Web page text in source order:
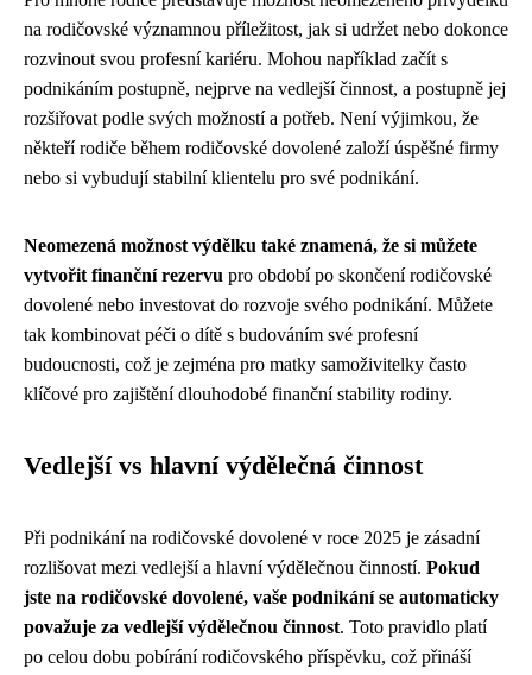
na rodičovské významnou příležitost, jak si udržet nebo dokonce
rozvinout svou profesní kariéru. Mohou například začít s
podnikáním postupně, nejprve na vedlejší činnost, a postupně jej
rozšiřovat podle svých možností a potřeb. Není výjimkou, že
někteří rodiče během rodičovské dovolené založí úspěšné firmy
nebo si vybudují stabilní klientelu pro své podnikání.
Neomezená možnost výdělku také znamená, že si můžete
vytvořit finanční rezervu pro období po skončení rodičovské
dovolené nebo investovat do rozvoje svého podnikání. Můžete
tak kombinovat péči o dítě s budováním své profesní
budoucnosti, což je zejména pro matky samoživitelky často
klíčové pro zajištění dlouhodobé finanční stability rodiny.
Vedlejší vs hlavní výdělečná činnost
Při podnikání na rodičovské dovolené v roce 2025 je zásadní
rozlišovat mezi vedlejší a hlavní výdělečnou činností. Pokud
jste na rodičovské dovolené, vaše podnikání se automaticky
považuje za vedlejší výdělečnou činnost. Toto pravidlo platí
po celou dobu pobírání rodičovského příspěvku, což přináší